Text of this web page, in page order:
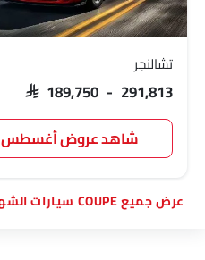
تشالنجر
SAR 189,750 - 291,813
شاهد عروض أغسطس
COUPE سيارات الشهيرة